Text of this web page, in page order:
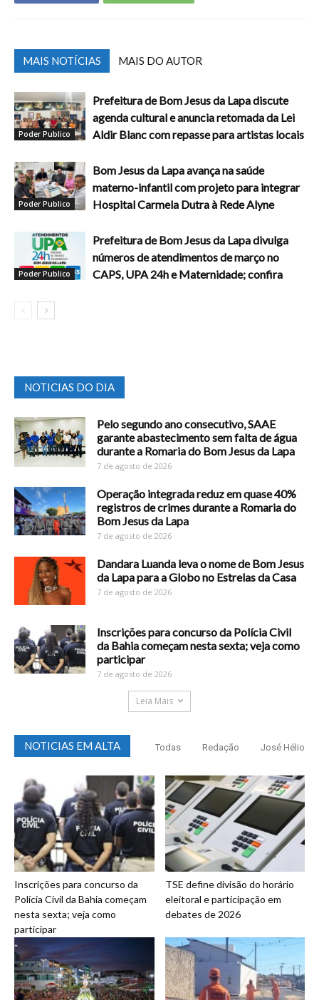
MAIS NOTÍCIAS MAIS DO AUTOR
Poder Publico
Prefeitura de Bom Jesus da Lapa discute
agenda cultural e anuncia retomada da Lei
Aldir Blanc com repasse para artistas locais
Poder Publico
Bom Jesus da Lapa avança na saúde
materno-infantil com projeto para integrar
Hospital Carmela Dutra à Rede Alyne
Poder Publico
Prefeitura de Bom Jesus da Lapa divulga
números de atendimentos de março no
CAPS, UPA 24h e Maternidade; confira
NOTICIAS DO DIA
Pelo segundo ano consecutivo, SAAE
garante abastecimento sem falta de água
durante a Romaria do Bom Jesus da Lapa
7 de agosto de 2026
Operação integrada reduz em quase 40%
registros de crimes durante a Romaria do
Bom Jesus da Lapa
7 de agosto de 2026
Dandara Luanda leva o nome de Bom Jesus
da Lapa para a Globo no Estrelas da Casa
7 de agosto de 2026
Inscrições para concurso da Polícia Civil
da Bahia começam nesta sexta; veja como
participar
7 de agosto de 2026
Leia Mais
NOTICIAS EM ALTA Todas Redação José Hélio
Inscrições para concurso da
Polícia Civil da Bahia começam
nesta sexta; veja como
participar
TSE define divisão do horário
eleitoral e participação em
debates de 2026